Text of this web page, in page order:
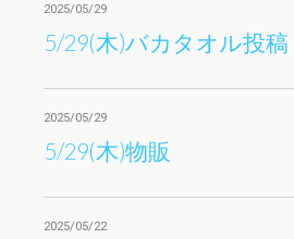
2025/05/29
5/29(木)バカタオル投稿
2025/05/29
5/29(木)物販
2025/05/22